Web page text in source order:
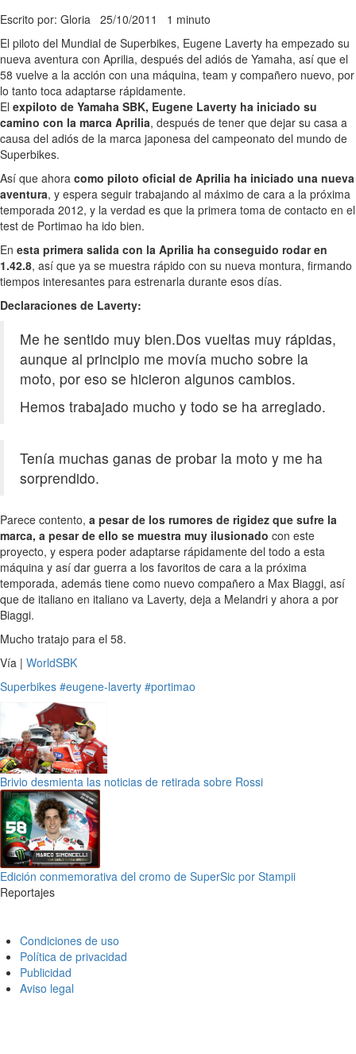
Escrito por: Gloria 25/10/2011 1 minuto
El piloto del Mundial de Superbikes, Eugene Laverty ha empezado su
nueva aventura con Aprilia, después del adiós de Yamaha, así que el
58 vuelve a la acción con una máquina, team y compañero nuevo, por
lo tanto toca adaptarse rápidamente.
El expiloto de Yamaha SBK, Eugene Laverty ha iniciado su
camino con la marca Aprilia, después de tener que dejar su casa a
causa del adiós de la marca japonesa del campeonato del mundo de
Superbikes.
Así que ahora como piloto oficial de Aprilia ha iniciado una nueva
aventura, y espera seguir trabajando al máximo de cara a la próxima
temporada 2012, y la verdad es que la primera toma de contacto en el
test de Portimao ha ido bien.
En esta primera salida con la Aprilia ha conseguido rodar en
1.42.8, así que ya se muestra rápido con su nueva montura, firmando
tiempos interesantes para estrenarla durante esos días.
Declaraciones de Laverty:
Me he sentido muy bien.Dos vueltas muy rápidas,
aunque al principio me movía mucho sobre la
moto, por eso se hicieron algunos cambios.
Hemos trabajado mucho y todo se ha arreglado.
Tenía muchas ganas de probar la moto y me ha
sorprendido.
Parece contento, a pesar de los rumores de rigidez que sufre la
marca, a pesar de ello se muestra muy ilusionado con este
proyecto, y espera poder adaptarse rápidamente del todo a esta
máquina y así dar guerra a los favoritos de cara a la próxima
temporada, además tiene como nuevo compañero a Max Biaggi, así
que de italiano en italiano va Laverty, deja a Melandri y ahora a por
Biaggi.
Mucho tratajo para el 58.
Vía | WorldSBK
Superbikes #eugene-laverty #portimao
Brivio desmienta las noticias de retirada sobre Rossi
Edición conmemorativa del cromo de SuperSic por Stampii
Reportajes
Condiciones de uso
Política de privacidad
Publicidad
Aviso legal